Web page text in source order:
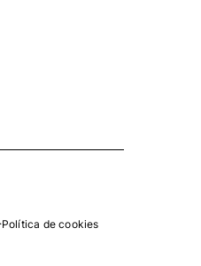
Política de cookies